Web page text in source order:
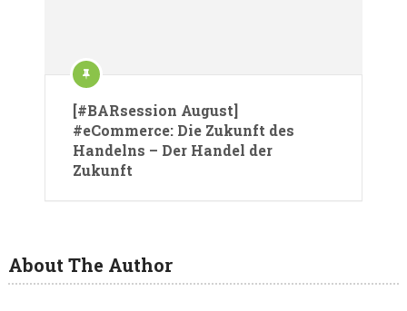
[#BARsession August]
#eCommerce: Die Zukunft des
Handelns – Der Handel der
Zukunft
About The Author